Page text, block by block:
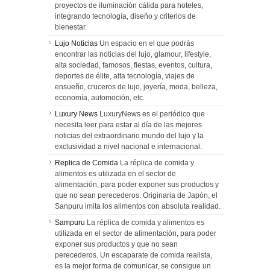
proyectos de iluminación cálida para hoteles,
integrando tecnología, diseño y criterios de
bienestar.
Lujo Noticias Un espacio en el que podrás
encontrar las noticias del lujo, glamour, lifestyle,
alta sociedad, famosos, fiestas, eventos, cultura,
deportes de élite, alta tecnología, viajes de
ensueño, cruceros de lujo, joyería, moda, belleza,
economía, automoción, etc.
Luxury News LuxuryNews es el periódico que
necesita leer para estar al día de las mejores
noticias del extraordinario mundo del lujo y la
exclusividad a nivel nacional e internacional.
Replica de Comida La réplica de comida y
alimentos es utilizada en el sector de
alimentación, para poder exponer sus productos y
que no sean perecederos. Originaria de Japón, el
Sanpuru imita los alimentos con absoluta realidad.
Sampuru La réplica de comida y alimentos es
utilizada en el sector de alimentación, para poder
exponer sus productos y que no sean
perecederos. Un escaparate de comida realista,
es la mejor forma de comunicar, se consigue un